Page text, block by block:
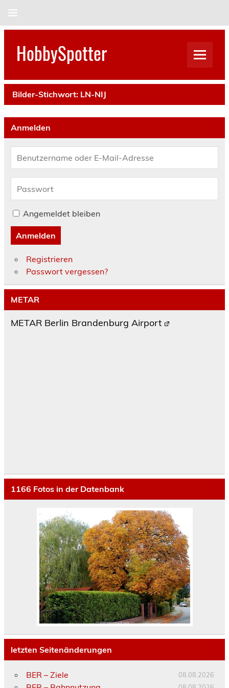
HobbySpotter
Bilder-Stichwort: LN-NIJ
Anmelden
Angemeldet bleiben
Anmelden
Registrieren
Passwort vergessen?
METAR
METAR Berlin Brandenburg Airport
1166 Fotos in der Datenbank
letzten Seitenänderungen
BER – Ziele 08.08.2026